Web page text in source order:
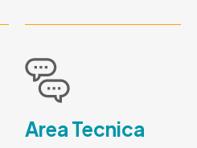
Area Tecnica